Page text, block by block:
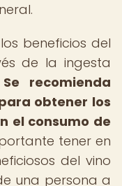
beneficios del
de la ingesta
Se recomienda
obtener los
el consumo de
tener en
del vino
una persona a